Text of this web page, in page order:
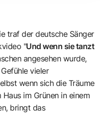
traf der deutsche Sänger
"Und wenn sie tanzt
angesehen wurde,
vieler
wenn sich die Träume
im Grünen in einem
bringt das